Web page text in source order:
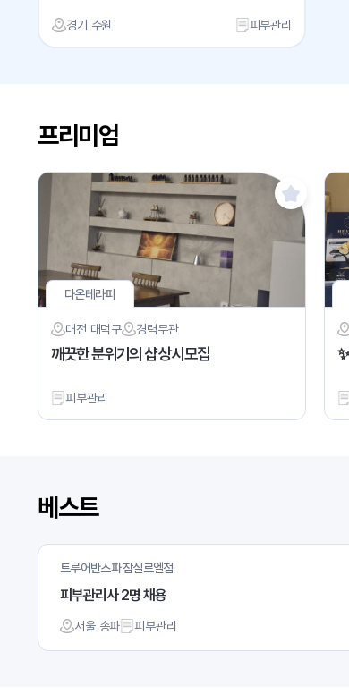
경기 수원 피부관리
프리미엄
다온테라피
대전 대덕구 경력무관
깨끗한 분위기의 샵 상시모집
피부관리
베스트
트루어반스파 잠실르엘점
피부관리사 2명 채용
서울 송파 피부관리